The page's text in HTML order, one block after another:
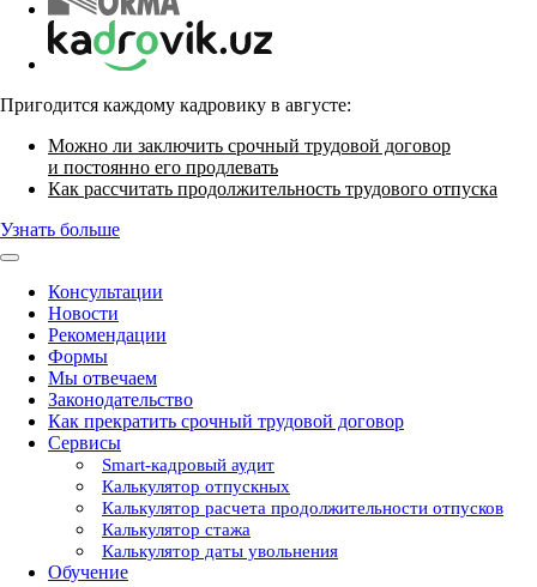
Пригодится каждому кадровику в августе:
Можно ли заключить срочный трудовой договор
и постоянно его продлевать
Как рассчитать продолжительность трудового отпуска
Узнать больше
Консультации
Новости
Рекомендации
Формы
Мы отвечаем
Законодательство
Как прекратить срочный трудовой договор
Сервисы
Smart-кадровый аудит
Калькулятор отпускных
Калькулятор расчета продолжительности отпусков
Калькулятор стажа
Калькулятор даты увольнения
Обучение